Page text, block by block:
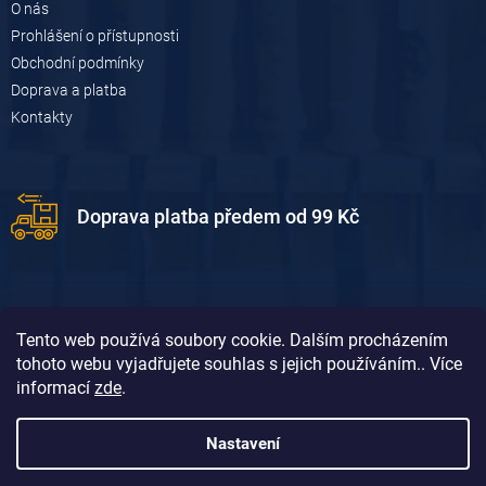
Tento web používá soubory cookie. Dalším procházením
tohoto webu vyjadřujete souhlas s jejich používáním.. Více
informací zde.
Nastavení
O nás
Prohlášení o přístupnosti
Obchodní podmínky
Doprava a platba
Kontakty
Doprava platba předem od 99 Kč
Doprava platba dobírkou od 119 Kč